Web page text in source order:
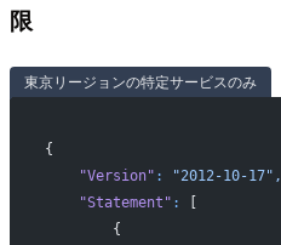
限
東京リージョンの特定サービスのみ
{
    "Version"
:
"2012-10-17",
    "Statement"
:
[
        {